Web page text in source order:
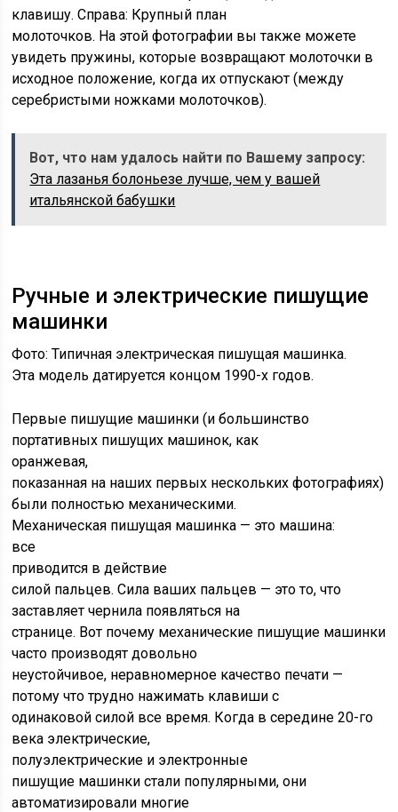
клавишу. Справа: Крупный план
молоточков. На этой фотографии вы также можете
увидеть пружины, которые возвращают молоточки в
исходное положение, когда их отпускают (между
серебристыми ножками молоточков).
Вот, что нам удалось найти по Вашему запросу:
Эта лазанья болоньезе лучше, чем у вашей
итальянской бабушки
Ручные и электрические пишущие
машинки
Фото: Типичная электрическая пишущая машинка.
Эта модель датируется концом 1990-х годов.
Первые пишущие машинки (и большинство
портативных пишущих машинок, как
оранжевая,
показанная на наших первых нескольких фотографиях)
были полностью механическими.
Механическая пишущая машинка — это машина:
все
приводится в действие
силой пальцев. Сила ваших пальцев — это то, что
заставляет чернила появляться на
странице. Вот почему механические пишущие машинки
часто производят довольно
неустойчивое, неравномерное качество печати —
потому что трудно нажимать клавиши с
одинаковой силой все время. Когда в середине 20-го
века электрические,
полуэлектрические и электронные
пишущие машинки стали популярными, они
автоматизировали многие